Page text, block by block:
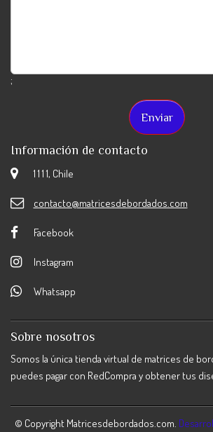
;
Información de contacto
1 1 1 1, Chile
contacto@matricesdebordados.com
Facebook
Instagram
Whatsapp
Sobre nosotros
Somos la única tienda virtual de matrices de
puedes pagar con RedCompra y obtener tus
© Copyright Matricesdebordados.com.